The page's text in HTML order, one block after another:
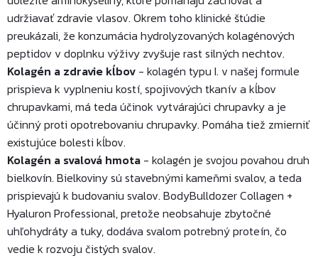
udržiavať zdravie vlasov. Okrem toho klinické štúdie
preukázali, že konzumácia hydrolyzovaných kolagénových
peptidov v doplnku výživy zvyšuje rast silných nechtov.
Kolagén a zdravie kĺbov - kolagén typu I. v našej formule
prispieva k vyplneniu kostí, spojivových tkanív a kĺbov
chrupavkami, má teda účinok vytvárajúci chrupavky a je
účinný proti opotrebovaniu chrupavky. Pomáha tiež zmierniť
existujúce bolesti kĺbov.
Kolagén a svalová hmota - kolagén je svojou povahou druh
bielkovín. Bielkoviny sú stavebnými kameňmi svalov, a teda
prispievajú k budovaniu svalov. BodyBulldozer Collagen +
Hyaluron Professional, pretože neobsahuje zbytočné
uhľohydráty a tuky, dodáva svalom potrebný proteín, čo
vedie k rozvoju čistých svalov.